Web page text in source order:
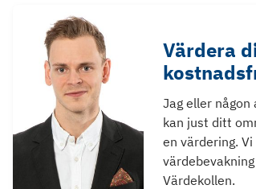
Värdera
Jag eller någon
kan just ditt
en värdering.
Värdekollen.